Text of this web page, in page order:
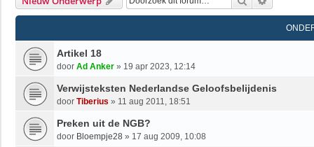
Artikel 18
door Ad Anker » 19 apr 2023, 12:14
Verwijsteksten Nederlandse Geloofsbelijdenis
door Tiberius » 11 aug 2011, 18:51
Preken uit de NGB?
door Bloempje28 » 17 aug 2009, 10:08